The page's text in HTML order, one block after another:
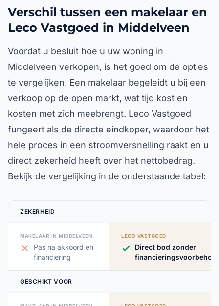
Verschil tussen een makelaar en
Leco Vastgoed in Middelveen
Voordat u besluit hoe u uw woning in
Middelveen verkopen, is het goed om de opties
te vergelijken. Een makelaar begeleidt u bij een
verkoop op de open markt, wat tijd kost en
kosten met zich meebrengt. Leco Vastgoed
fungeert als de directe eindkoper, waardoor het
hele proces in een stroomversnelling raakt en u
direct zekerheid heeft over het nettobedrag.
Bekijk de vergelijking in de onderstaande tabel:
ZEKERHEID
MAKELAAR IN MIDDELVEEN
Pas na akkoord en
financiering
LECO VASTGOED
Direct bod zonder
GESCHIKT VOOR